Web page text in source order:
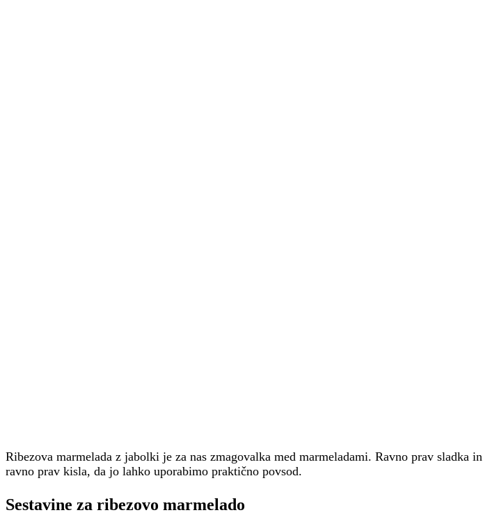
Ribezova marmelada z jabolki je za nas zmagovalka med marmeladami. Ravno prav sladka in
ravno prav kisla, da jo lahko uporabimo praktično povsod.
Sestavine za ribezovo marmelado